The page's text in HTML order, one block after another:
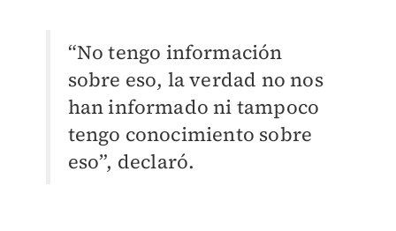
“No tengo información
sobre eso, la verdad no nos
han informado ni tampoco
tengo conocimiento sobre
eso”, declaró.